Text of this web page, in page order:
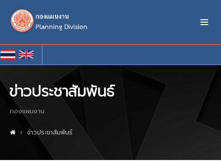
ข่าวประชาสัมพันธ์
กองแผนงาน
ข่าวประชาสัมพันธ์